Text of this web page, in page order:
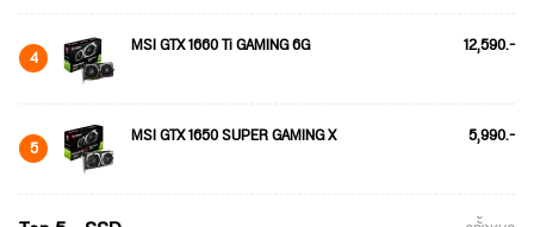
4 MSI GTX 1660 Ti GAMING 6G 12,590.-
5 MSI GTX 1650 SUPER GAMING X 5,990.-